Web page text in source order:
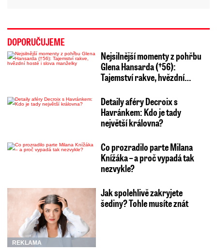
DOPORUČUJEME
Nejsilnější momenty z pohřbu
Glena Hansarda (†56):
Tajemství rakve, hvězdní…
Detaily aféry Decroix s
Havránkem: Kdo je tady
největší královna?
Co prozradilo parte Milana
Knížáka – a proč vypadá tak
nezvykle?
REKLAMA
Jak spolehlivě zakryjete
šediny? Tohle musíte znát